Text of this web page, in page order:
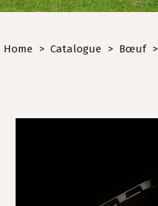
Home > Catalogue > Bœuf >